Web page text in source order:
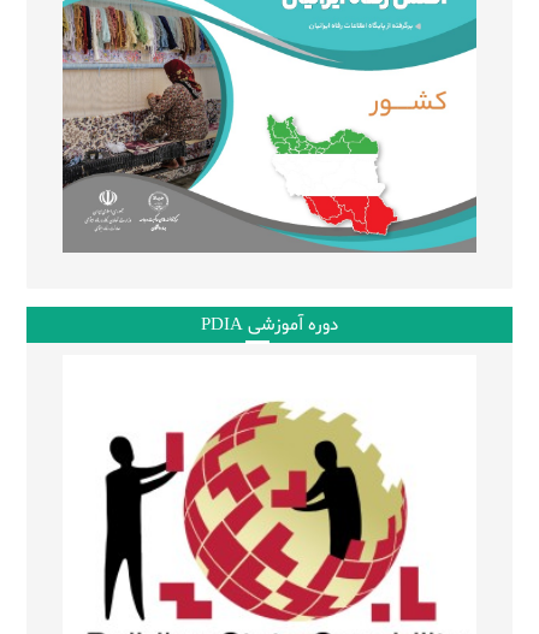
دوره آموزشی PDIA